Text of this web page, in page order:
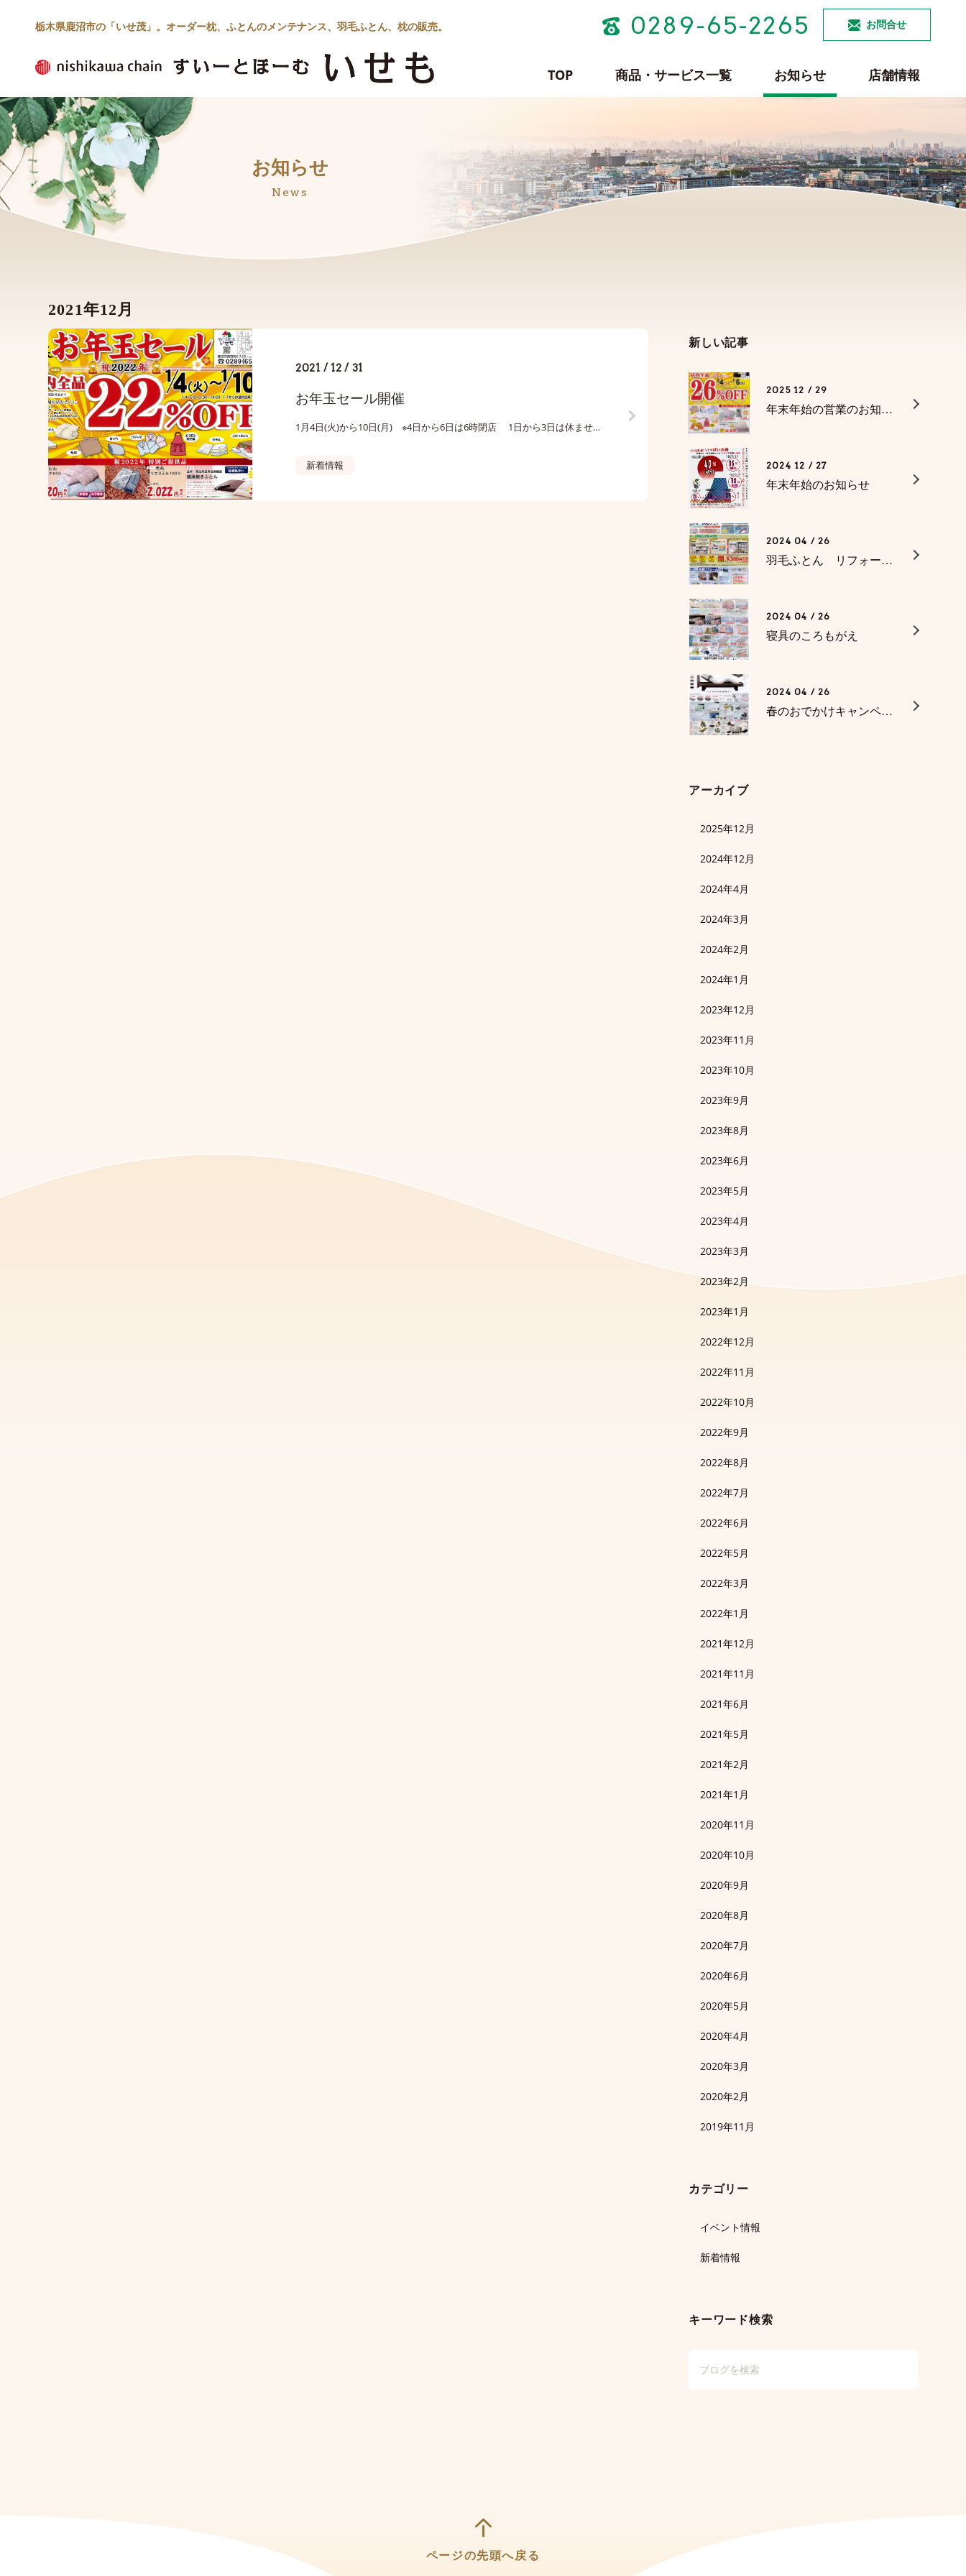
栃木県鹿沼市の「いせ茂」。オーダー枕、ふとんのメンテナンス、羽毛ふとん、枕の販売。 0289-65-2265 お問合せ
TOP 商品・サービス一覧 お知らせ 店舗情報
お知らせ
News
2021年12月
2021 / 12 / 31
お年玉セール開催
1月4日(火)から10日(月) ※4日から6日は6時閉店 1日から3日は休ませていただきます 毎週水曜日定休日ですが5日は営業いたします
新着情報
新しい記事
2025 12 / 29
年末年始の営業のお知らせ
2024 12 / 27
年末年始のお知らせ
2024 04 / 26
羽毛ふとん リフォーム無料相談フェア
2024 04 / 26
寝具のころもがえ
2024 04 / 26
春のおでかけキャンペーン 母の日セール
アーカイブ
2025年12月
2024年12月
2024年4月
2024年3月
2024年2月
2024年1月
2023年12月
2023年11月
2023年10月
2023年9月
2023年8月
2023年6月
2023年5月
2023年4月
2023年3月
2023年2月
2023年1月
2022年12月
2022年11月
2022年10月
2022年9月
2022年8月
2022年7月
2022年6月
2022年5月
2022年3月
2022年1月
2021年12月
2021年11月
2021年6月
2021年5月
2021年2月
2021年1月
2020年11月
2020年10月
2020年9月
2020年8月
2020年7月
2020年6月
2020年5月
2020年4月
2020年3月
2020年2月
2019年11月
カテゴリー
イベント情報
新着情報
キーワード検索
ページの先頭へ戻る